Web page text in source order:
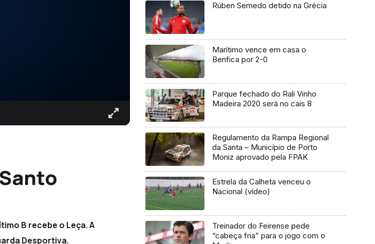
B recebe o Leça. A
Desportiva.
Rúben Semedo detido na Grécia
Marítimo vence em casa o
Benfica por 2-0
Parque fechado do Rali Vinho
Madeira 2020 será no cais 8
Regulamento da Rampa Regional
da Santa – Município de Porto
Moniz aprovado pela FPAK
Estrela da Calheta venceu o
Nacional (vídeo)
Treinador do Feirense pede
“cabeça fria” para o jogo com o